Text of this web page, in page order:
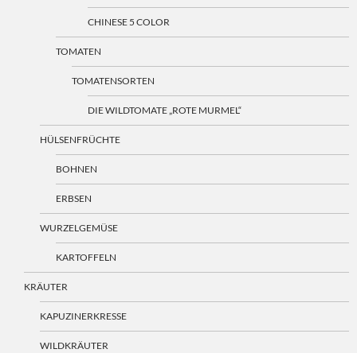
CHINESE 5 COLOR
TOMATEN
TOMATENSORTEN
DIE WILDTOMATE „ROTE MURMEL“
HÜLSENFRÜCHTE
BOHNEN
ERBSEN
WURZELGEMÜSE
KARTOFFELN
KRÄUTER
KAPUZINERKRESSE
WILDKRÄUTER